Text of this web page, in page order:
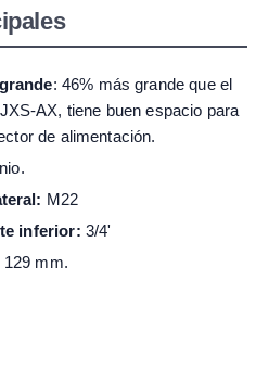
: 46% más grande que el
AX, tiene buen espacio para
de alimentación.
M22
inferior: 3/4'
mm.